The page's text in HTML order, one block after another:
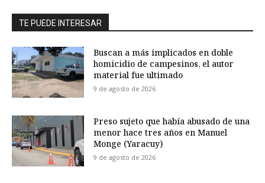
TE PUEDE INTERESAR
Buscan a más implicados en doble
homicidio de campesinos, el autor
material fue ultimado
9 de agosto de 2026
Preso sujeto que había abusado de una
menor hace tres años en Manuel
Monge (Yaracuy)
9 de agosto de 2026